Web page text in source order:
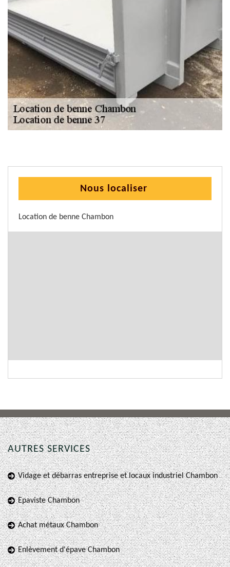
Nous localiser
Location de benne Chambon
AUTRES SERVICES
Vidage et débarras entreprise et locaux industriel Chambon
Epaviste Chambon
Achat métaux Chambon
Enlèvement d'épave Chambon